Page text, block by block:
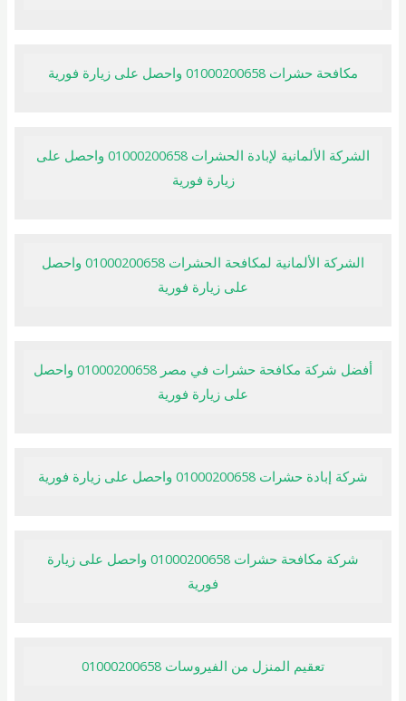
مكافحة حشرات 01000200658 واحصل على زيارة فورية
الشركة الألمانية لإبادة الحشرات 01000200658 واحصل على
زيارة فورية
الشركة الألمانية لمكافحة الحشرات 01000200658 واحصل
على زيارة فورية
أفضل شركة مكافحة حشرات في مصر 01000200658 واحصل
على زيارة فورية
شركة إبادة حشرات 01000200658 واحصل على زيارة فورية
شركة مكافحة حشرات 01000200658 واحصل على زيارة
فورية
تعقيم المنزل من الفيروسات 01000200658